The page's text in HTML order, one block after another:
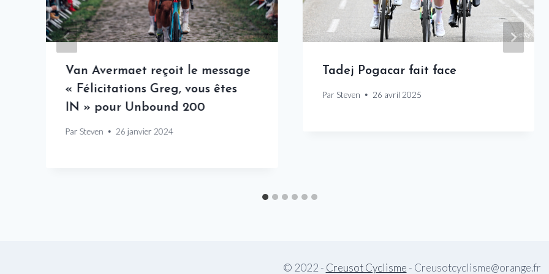
Van Avermaet reçoit le message
« Félicitations Greg, vous êtes
IN » pour Unbound 200
Par Steven 26 janvier 2024
Tadej Pogacar fait face
Par Steven 26 avril 2025
© 2022 - Creusot Cyclisme - Creusotcyclisme@orange.fr